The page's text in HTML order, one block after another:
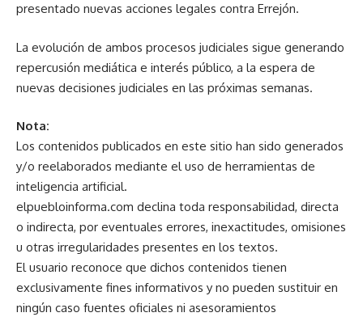
presentado nuevas acciones legales contra Errejón.
La evolución de ambos procesos judiciales sigue generando
repercusión mediática e interés público, a la espera de
nuevas decisiones judiciales en las próximas semanas.
Nota:
Los contenidos publicados en este sitio han sido generados
y/o reelaborados mediante el uso de herramientas de
inteligencia artificial.
elpuebloinforma.com declina toda responsabilidad, directa
o indirecta, por eventuales errores, inexactitudes, omisiones
u otras irregularidades presentes en los textos.
El usuario reconoce que dichos contenidos tienen
exclusivamente fines informativos y no pueden sustituir en
ningún caso fuentes oficiales ni asesoramientos